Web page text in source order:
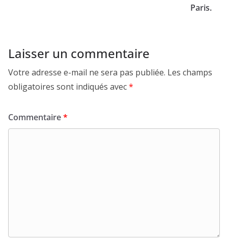
Paris.
Laisser un commentaire
Votre adresse e-mail ne sera pas publiée. Les champs
obligatoires sont indiqués avec*
Commentaire*